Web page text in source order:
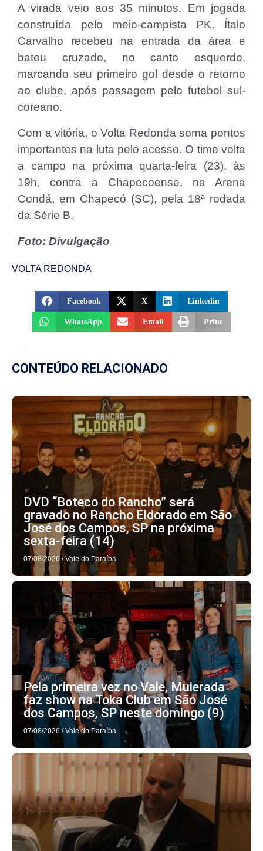
A virada veio aos 35 minutos. Em jogada
construída pelo meio-campista PK, Ítalo
Carvalho recebeu na entrada da área e
bateu cruzado, no canto esquerdo,
marcando seu primeiro gol desde o retorno
ao clube, após passagem pelo futebol sul-
coreano.
Com a vitória, o Volta Redonda soma pontos
importantes na luta pelo acesso. O time volta
a campo na próxima quarta-feira (23), às
19h, contra a Chapecoense, na Arena
Condá, em Chapecó (SC), pela 18ª rodada
da Série B.
Foto: Divulgação
VOLTA REDONDA
Facebook X Linkedin
WhatsApp Email Print
CONTEÚDO RELACIONADO
DVD “Boteco do Rancho” será
gravado no Rancho Eldorado em São
José dos Campos, SP na próxima
sexta-feira (14)
07/08/2026 / Vale do Paraíba
Pela primeira vez no Vale, Muierada
faz show na Toka Club em São José
dos Campos, SP neste domingo (9)
07/08/2026 / Vale do Paraíba